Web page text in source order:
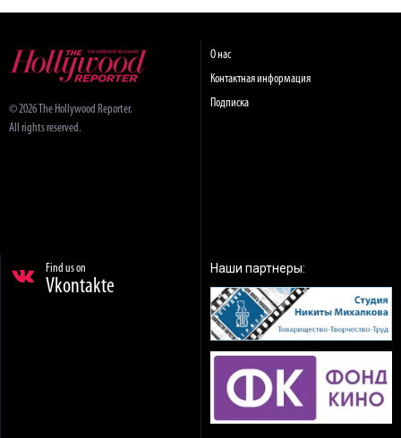
© 2026 The Hollywood Reporter.
All rights reserved.
О нас
Контактная информация
Подписка
Find us on
Vkontakte
Наши партнеры: